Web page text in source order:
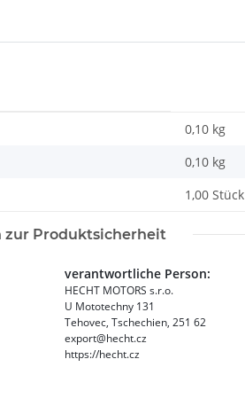
0,10 kg
0,10 kg
1,00 Stück
zur Produktsicherheit
verantwortliche Person:
HECHT MOTORS s.r.o.
U Mototechny 131
Tehovec, Tschechien, 251 62
export@hecht.cz
https://hecht.cz